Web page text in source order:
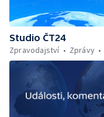
Studio ČT24
Zpravodajství
Zprávy